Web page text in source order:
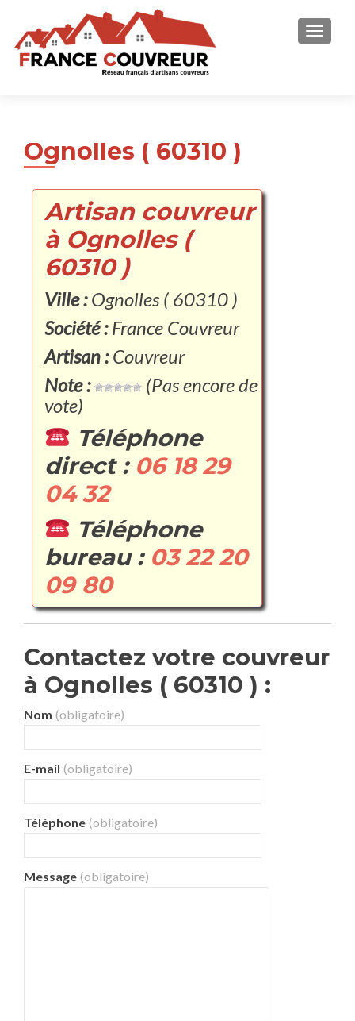
Ognolles ( 60310 )
Artisan couvreur
à Ognolles (
60310 )
Ville :Ognolles ( 60310 )
Société :France Couvreur
Artisan :Couvreur
Note :
(Pas encore de
vote)
Téléphone
direct : 06 18 29
04 32
Téléphone
bureau : 03 22 20
09 80
Contactez votre couvreur
à Ognolles ( 60310 ) :
Nom (obligatoire)
E-mail (obligatoire)
Téléphone (obligatoire)
Message (obligatoire)